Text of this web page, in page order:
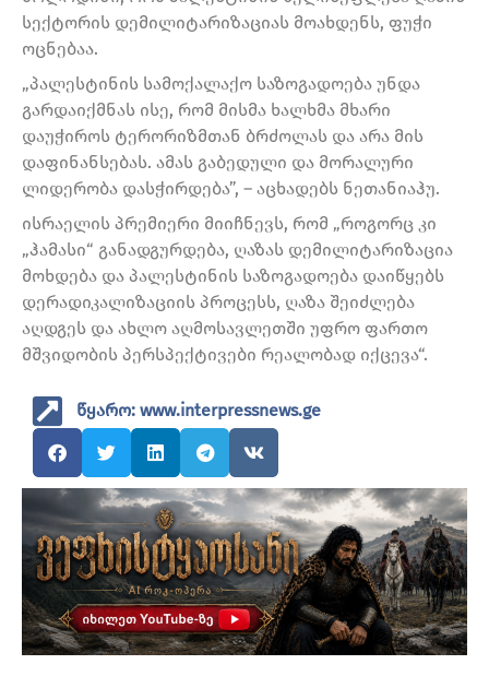
სექტორის დემილიტარიზაციას მოახდენს, ფუჭი
ოცნებაა.
„პალესტინის სამოქალაქო საზოგადოება უნდა
გარდაიქმნას ისე, რომ მისმა ხალხმა მხარი
დაუჭიროს ტერორიზმთან ბრძოლას და არა მის
დაფინანსებას. ამას გაბედული და მორალური
ლიდერობა დასჭირდება”, – აცხადებს ნეთანიაჰუ.
ისრაელის პრემიერი მიიჩნევს, რომ „როგორც კი
„ჰამასი“ განადგურდება, ღაზას დემილიტარიზაცია
მოხდება და პალესტინის საზოგადოება დაიწყებს
დერადიკალიზაციის პროცესს, ღაზა შეიძლება
აღდგეს და ახლო აღმოსავლეთში უფრო ფართო
მშვიდობის პერსპექტივები რეალობად იქცევა“.
წყარო: www.interpressnews.ge